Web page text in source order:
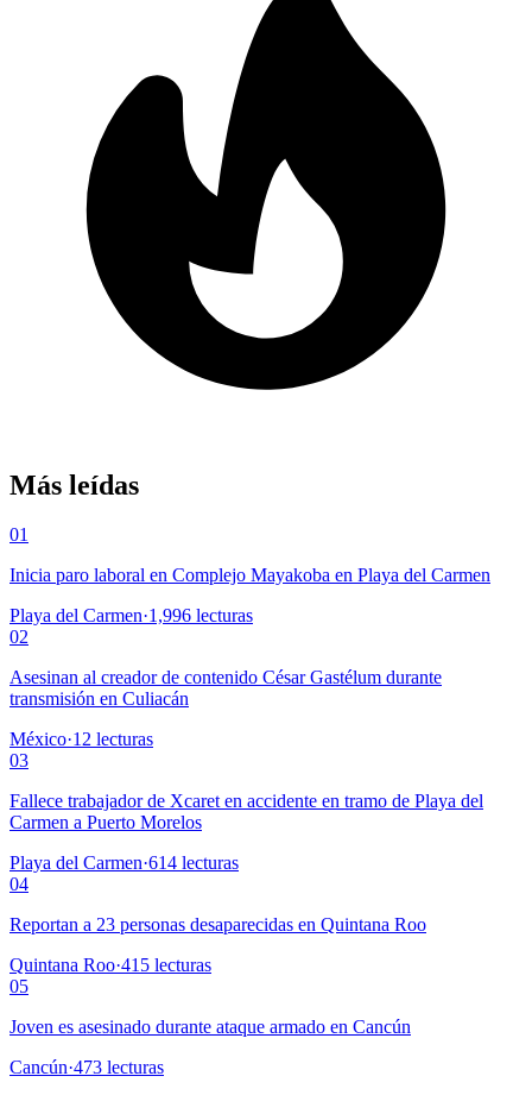
Más leídas
01
Inicia paro laboral en Complejo Mayakoba en Playa del Carmen
Playa del Carmen·1,996 lecturas
02
Asesinan al creador de contenido César Gastélum durante
transmisión en Culiacán
México·12 lecturas
03
Fallece trabajador de Xcaret en accidente en tramo de Playa del
Carmen a Puerto Morelos
Playa del Carmen·614 lecturas
04
Reportan a 23 personas desaparecidas en Quintana Roo
Quintana Roo·415 lecturas
05
Joven es asesinado durante ataque armado en Cancún
Cancún·473 lecturas